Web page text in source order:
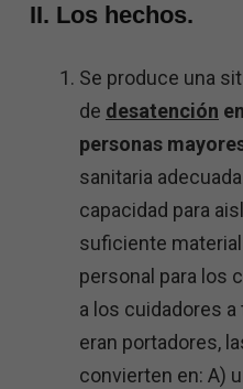
II. Los hechos.
Se produce una
de desatención
personas
sanitaria
capacidad para
suficiente
personal para los
a los cuidadores
eran portadores,
convierten en: A)